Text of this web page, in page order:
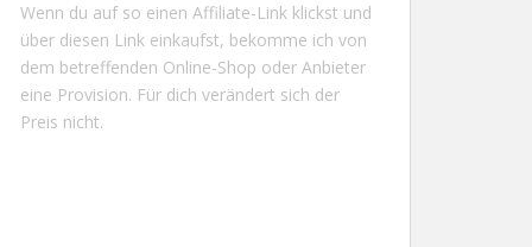
Wenn du auf so einen Affiliate-Link klickst und
über diesen Link einkaufst, bekomme ich von
dem betreffenden Online-Shop oder Anbieter
eine Provision. Für dich verändert sich der
Preis nicht.